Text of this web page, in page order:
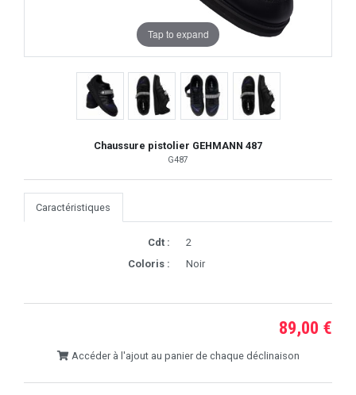
Tap to expand
Chaussure pistolier GEHMANN 487
G487
Caractéristiques
Cdt :
2
Coloris :
Noir
89,00 €
Accéder à l'ajout au panier de chaque déclinaison